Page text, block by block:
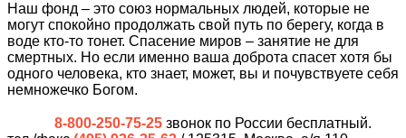
Наш фонд – это союз нормальных людей, которые не
могут спокойно продолжать свой путь по берегу, когда в
воде кто-то тонет. Спасение миров – занятие не для
смертных. Но если именно ваша доброта спасет хотя бы
одного человека, кто знает, может, вы и почувствуете себя
немножечко Богом.
8-800-250-75-25 звонок по России бесплатный.